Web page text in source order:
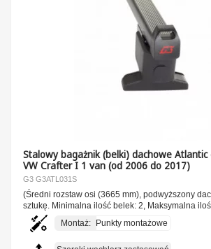
Stalowy bagażnik (belki) dachowe Atlantic
VW Crafter I 1 van (od 2006 do 2017)
G3 G3ATL031S
(Średni rozstaw osi (3665 mm), podwyższony
sztukę. Minimalna ilość belek: 2, Maksymalna
Montaż: Punkty montażowe